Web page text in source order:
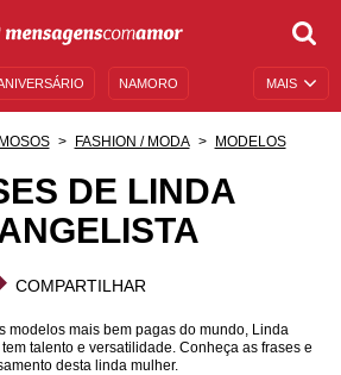
MAIS
NAMORO
MENSAGENS DE ANIVERSÁRIO
FASHION / MODA MODELOS
DE LINDA
COMPARTILHAR
modelos mais bem pagas do mundo, Linda
talento e versatilidade. Conheça as frases e
desta linda mulher.